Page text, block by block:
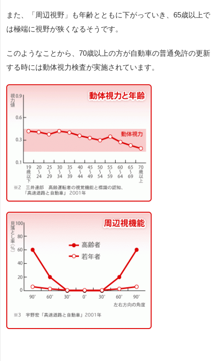
また、「周辺視野」も年齢とともに下がっていき、 65歳以上で
は極端に視野が狭くなるそうです。
このようなことから、 70歳以上の方が自動車の普通免許の更新
する時には動体視力検査が実施されています。